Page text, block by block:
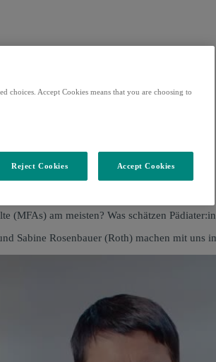
& Praxisablauf
am meisten? Was schätzen
Sabine Rosenbauer (Roth) machen mit uns
choices. Accept Cookies means that you are choosing to
Reject Cookies Accept Cookies